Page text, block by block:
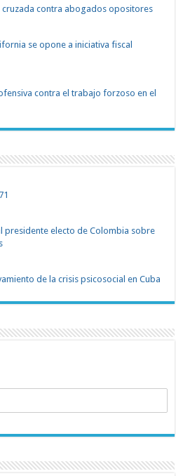
cruzada contra abogados opositores
se opone a iniciativa fiscal
contra el trabajo forzoso en el
presidente electo de Colombia sobre
de la crisis psicosocial en Cuba